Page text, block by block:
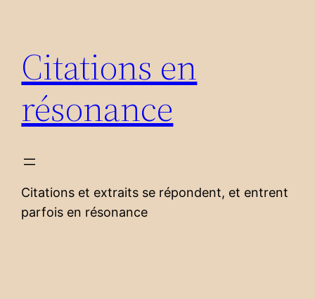
contenu
Citations en
résonance
Citations et extraits se répondent, et entrent
parfois en résonance